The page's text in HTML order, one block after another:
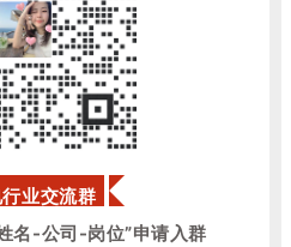
业交流群
名-公司-岗位”申请入群